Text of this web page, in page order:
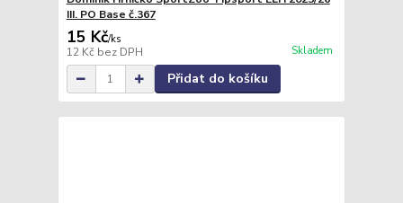
III. PO Base č.367
15 Kč/ks
12 Kč bez DPH Skladem
Přidat do košíku